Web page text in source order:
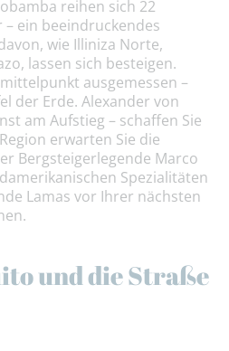
reihen sich 22
ein beeindruckendes
wie Illiniza Norte,
lassen sich besteigen.
ausgemessen –
der Erde. Alexander von
am Aufstieg – schaffen Sie
erwarten Sie die
Bergsteigerlegende Marco
Spezialitäten
Lamas vor Ihrer nächsten
und die Straße